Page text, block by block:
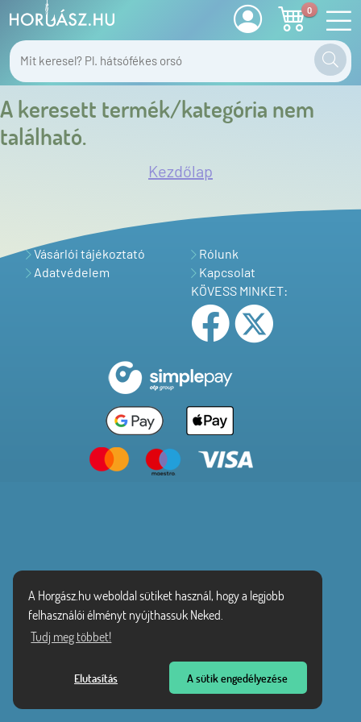
A Horgász.hu weboldal sütiket használ, hogy a legjobb
felhasználói élményt nyújthassuk Neked.
Tudj meg többet!
Elutasítás A sütik engedélyezése
0
A keresett termék/kategória nem
található.
Kezdőlap
Vásárlói tájékoztató
Adatvédelem
Rólunk
Kapcsolat
KÖVESS MINKET: